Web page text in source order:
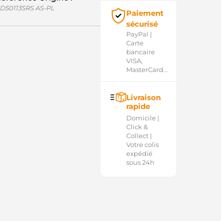
AS-PL
Paiement
sécurisé
PayPal |
Carte
bancaire
VISA,
MasterCard...
Livraison
rapide
Domicile |
Click &
Collect |
Votre colis
expédié
sous 24h